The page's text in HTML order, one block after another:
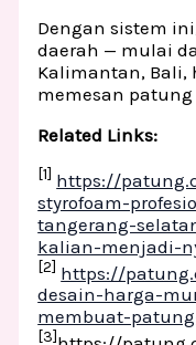
Dengan sistem
daerah — mulai
Kalimantan, Bali,
memesan
Related Links:
[1] https://
styrofoam-
tangerang-
kalian-menjadi-
[2] https://
desain-harga-
membuat-
[3]